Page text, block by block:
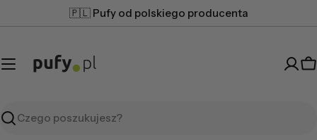
do
🇵🇱 Pufy od polskiego producenta
Szukaj